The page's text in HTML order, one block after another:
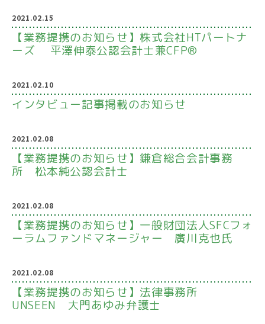
2021.02.15
【業務提携のお知らせ】株式会社HTパートナ
ーズ 平澤伸泰公認会計士兼CFP®
2021.02.10
インタビュー記事掲載のお知らせ
2021.02.08
【業務提携のお知らせ】鎌倉総合会計事務
所 松本純公認会計士
2021.02.08
【業務提携のお知らせ】一般財団法人SFCフォ
ーラムファンドマネージャー 廣川克也氏
2021.02.08
【業務提携のお知らせ】法律事務所
UNSEEN 大門あゆみ弁護士